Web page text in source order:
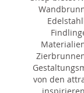
von den